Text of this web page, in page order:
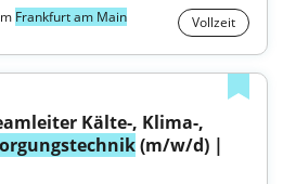
Frankfurt am Main Vollzeit
Kälte-, Klima-,
(m/w/d) |